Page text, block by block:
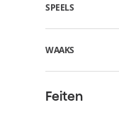
SPEELS
WAAKS
Feiten